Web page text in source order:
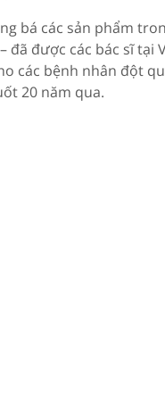
bá các sản phẩm
đã được các bác sĩ tại
các bệnh nhân đột
20 năm qua.